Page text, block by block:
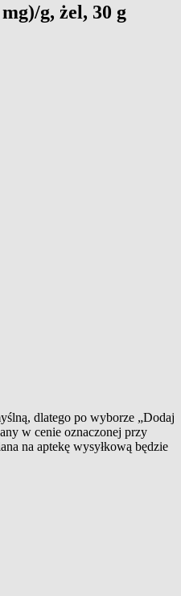
g, żel, 30 g
dlatego po wyborze „Dodaj
w cenie oznaczonej przy
na aptekę wysyłkową będzie